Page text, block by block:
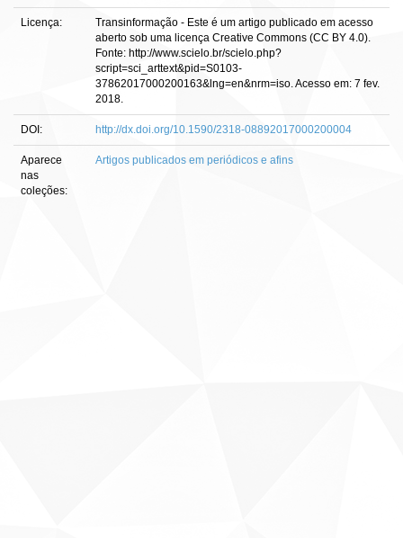
Licença:
Transinformação - Este é um artigo publicado em acesso
aberto sob uma licença Creative Commons (CC BY 4.0).
Fonte: http://www.scielo.br/scielo.php?
script=sci_arttext&pid=S0103-
37862017000200163&lng=en&nrm=iso. Acesso em: 7 fev.
2018.
DOI: http://dx.doi.org/10.1590/2318-08892017000200004
Aparece
nas
coleções:
Artigos publicados em periódicos e afins